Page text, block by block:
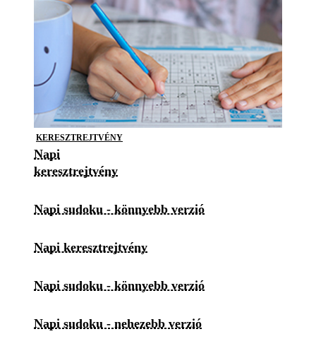
KERESZTREJTVÉNY
Napi
keresztrejtvény
Napi sudoku - könnyebb verzió
Napi keresztrejtvény
Napi sudoku - könnyebb verzió
Napi sudoku - nehezebb verzió